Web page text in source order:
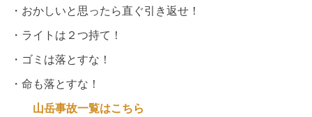
・おかしいと思ったら直ぐ引き返せ！
・ライトは２つ持て！
・ゴミは落とすな！
・命も落とすな！
山岳事故一覧はこちら